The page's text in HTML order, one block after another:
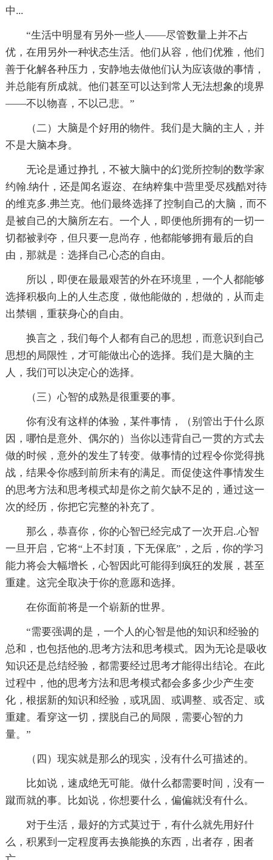
中...
“生活中明显有另外一些人——尽管数量上并不占
优，在用另外一种状态生活。他们从容，他们优雅，他们
善于化解各种压力，安静地去做他们认为应该做的事情，
并总能有所成就。他们甚至可以达到常人无法想象的境界
——不以物喜，不以己悲。”
（二）大脑是个好用的物件。我们是大脑的主人，并
不是大脑本身。
无论是通过挣扎，不被大脑中的幻觉所控制的数学家
约翰.纳什，还是闻名遐迩、在纳粹集中营里受尽残酷对待
的维克多.弗兰克。他们最终选择了控制自己的大脑，而不
是被自己的大脑所左右。一个人，即便他所拥有的一切一
切都被剥夺，但只要一息尚存，他都能够拥有最后的自
由，那就是：选择自己心态的自由。
所以，即便在最最艰苦的外在环境里，一个人都能够
选择积极向上的人生态度，做他能做的，想做的，从而走
出禁锢，重获身心的自由。
换言之，我们每个人都有自己的思想，而意识到自己
思想的局限性，才可能做出心的选择。我们是大脑的主
人，我们可以决定心的选择。
（三）心智的成熟是很重要的事。
你有没有这样的体验，某件事情，（别管出于什么原
因，哪怕是意外、偶尔的）当你以违背自己一贯的方式去
做的时候，意外的发生了转变。做事情的过程令你觉得挑
战，结果令你感到前所未有的满足。而促使这件事情发生
的思考方法和思考模式却是你之前欠缺不足的，通过这一
次的经历，你把它完整的补充了。
那么，恭喜你，你的心智已经完成了一次开启..心智
一旦开启，它将“上不封顶，下无保底”，之后，你的学习
能力将会大幅增长，心智因此可能得到疯狂的发展，甚至
重建。这完全取决于你的意愿和选择。
在你面前将是一个崭新的世界。
“需要强调的是，一个人的心智是他的知识和经验的
总和，也包括他的.思考方法和思考模式。因为无论是吸收
知识还是总结经验，都需要经过思考才能得出结论。在此
过程中，他的思考方法和思考模式都会多多少少产生变
化，根据新的知识和经验，或巩固、或调整、或否定、或
重建。看穿这一切，摆脱自己的局限，需要心智的力
量。”
（四）现实就是那么的现实，没有什么可描述的。
比如说，速成绝无可能。做什么都需要时间，没有一
蹴而就的事。比如说，你想要什么，偏偏就没有什么。
对于生活，最好的方式莫过于，有什么就先用好什
么，积累到一定程度再去换能换的东西，出者存，困者